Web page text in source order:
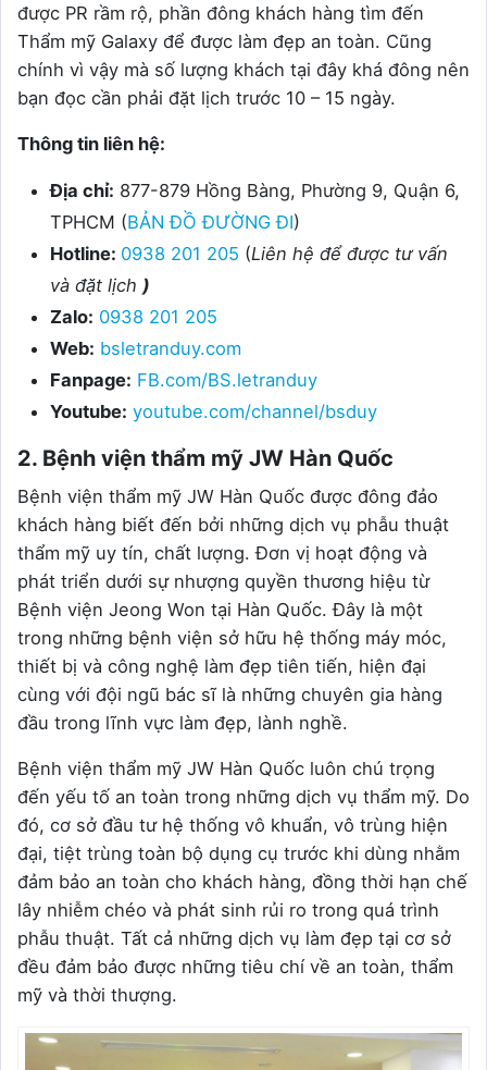
được PR rầm rộ, phần đông khách hàng tìm đến
Thẩm mỹ Galaxy để được làm đẹp an toàn. Cũng
chính vì vậy mà số lượng khách tại đây khá đông nên
bạn đọc cần phải đặt lịch trước 10 – 15 ngày.
Thông tin liên hệ:
Địa chỉ: 877-879 Hồng Bàng, Phường 9, Quận 6,
TPHCM (BẢN ĐỒ ĐƯỜNG ĐI)
Hotline: 0938 201 205 (Liên hệ để được tư vấn
và đặt lịch )
Zalo: 0938 201 205
Web: bsletranduy.com
Fanpage: FB.com/BS.letranduy
Youtube: youtube.com/channel/bsduy
2. Bệnh viện thẩm mỹ JW Hàn Quốc
Bệnh viện thẩm mỹ JW Hàn Quốc được đông đảo
khách hàng biết đến bởi những dịch vụ phẫu thuật
thẩm mỹ uy tín, chất lượng. Đơn vị hoạt động và
phát triển dưới sự nhượng quyền thương hiệu từ
Bệnh viện Jeong Won tại Hàn Quốc. Đây là một
trong những bệnh viện sở hữu hệ thống máy móc,
thiết bị và công nghệ làm đẹp tiên tiến, hiện đại
cùng với đội ngũ bác sĩ là những chuyên gia hàng
đầu trong lĩnh vực làm đẹp, lành nghề.
Bệnh viện thẩm mỹ JW Hàn Quốc luôn chú trọng
đến yếu tố an toàn trong những dịch vụ thẩm mỹ. Do
đó, cơ sở đầu tư hệ thống vô khuẩn, vô trùng hiện
đại, tiệt trùng toàn bộ dụng cụ trước khi dùng nhằm
đảm bảo an toàn cho khách hàng, đồng thời hạn chế
lây nhiễm chéo và phát sinh rủi ro trong quá trình
phẫu thuật. Tất cả những dịch vụ làm đẹp tại cơ sở
đều đảm bảo được những tiêu chí về an toàn, thẩm
mỹ và thời thượng.